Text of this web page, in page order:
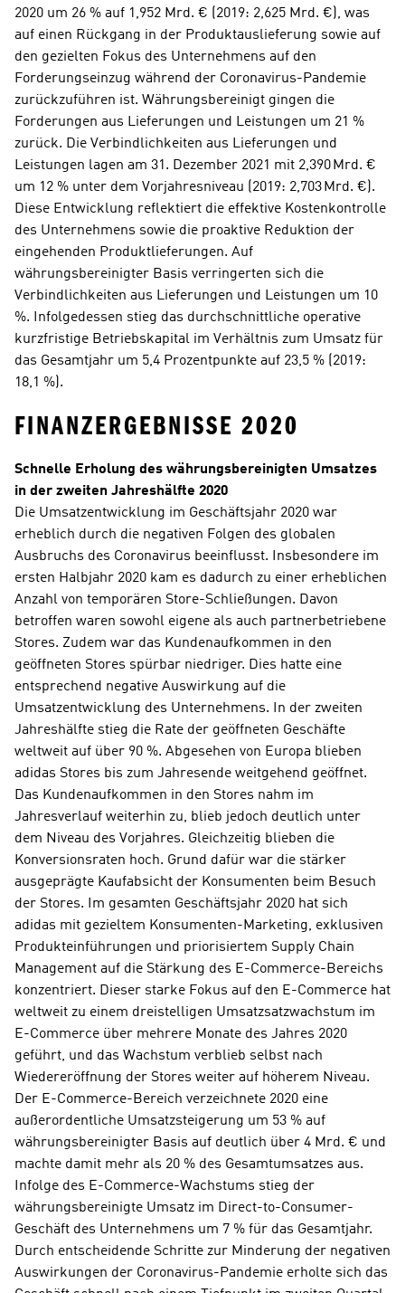
2020 um 26 % auf 1,952 Mrd. € (2019: 2,625 Mrd. €), was
auf einen Rückgang in der Produktauslieferung sowie auf
den gezielten Fokus des Unternehmens auf den
Forderungseinzug während der Coronavirus-Pandemie
zurückzuführen ist. Währungsbereinigt gingen die
Forderungen aus Lieferungen und Leistungen um 21 %
zurück. Die Verbindlichkeiten aus Lieferungen und
Leistungen lagen am 31. Dezember 2021 mit 2,390 Mrd. €
um 12 % unter dem Vorjahresniveau (2019: 2,703 Mrd. €).
Diese Entwicklung reflektiert die effektive Kostenkontrolle
des Unternehmens sowie die proaktive Reduktion der
eingehenden Produktlieferungen. Auf
währungsbereinigter Basis verringerten sich die
Verbindlichkeiten aus Lieferungen und Leistungen um 10
%. Infolgedessen stieg das durchschnittliche operative
kurzfristige Betriebskapital im Verhältnis zum Umsatz für
das Gesamtjahr um 5,4 Prozentpunkte auf 23,5 % (2019:
18,1 %).
FINANZERGEBNISSE 2020
Schnelle Erholung des währungsbereinigten Umsatzes
in der zweiten Jahreshälfte 2020
Die Umsatzentwicklung im Geschäftsjahr 2020 war
erheblich durch die negativen Folgen des globalen
Ausbruchs des Coronavirus beeinflusst. Insbesondere im
ersten Halbjahr 2020 kam es dadurch zu einer erheblichen
Anzahl von temporären Store-Schließungen. Davon
betroffen waren sowohl eigene als auch partnerbetriebene
Stores. Zudem war das Kundenaufkommen in den
geöffneten Stores spürbar niedriger. Dies hatte eine
entsprechend negative Auswirkung auf die
Umsatzentwicklung des Unternehmens. In der zweiten
Jahreshälfte stieg die Rate der geöffneten Geschäfte
weltweit auf über 90 %. Abgesehen von Europa blieben
adidas Stores bis zum Jahresende weitgehend geöffnet.
Das Kundenaufkommen in den Stores nahm im
Jahresverlauf weiterhin zu, blieb jedoch deutlich unter
dem Niveau des Vorjahres. Gleichzeitig blieben die
Konversionsraten hoch. Grund dafür war die stärker
ausgeprägte Kaufabsicht der Konsumenten beim Besuch
der Stores. Im gesamten Geschäftsjahr 2020 hat sich
adidas mit gezieltem Konsumenten-Marketing, exklusiven
Produkteinführungen und priorisiertem Supply Chain
Management auf die Stärkung des E-Commerce-Bereichs
konzentriert. Dieser starke Fokus auf den E-Commerce hat
weltweit zu einem dreistelligen Umsatzsatzwachstum im
E-Commerce über mehrere Monate des Jahres 2020
geführt, und das Wachstum verblieb selbst nach
Wiedereröffnung der Stores weiter auf höherem Niveau.
Der E-Commerce-Bereich verzeichnete 2020 eine
außerordentliche Umsatzsteigerung um 53 % auf
währungsbereinigter Basis auf deutlich über 4 Mrd. € und
machte damit mehr als 20 % des Gesamtumsatzes aus.
Infolge des E-Commerce-Wachstums stieg der
währungsbereinigte Umsatz im Direct-to-Consumer-
Geschäft des Unternehmens um 7 % für das Gesamtjahr.
Durch entscheidende Schritte zur Minderung der negativen
Auswirkungen der Coronavirus-Pandemie erholte sich das